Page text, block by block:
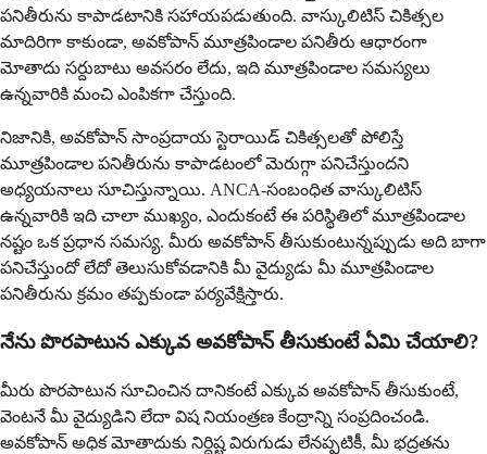
పనితీరును కాపాడటానికి సహాయపడుతుంది. వాస్కులిటిస్ చికిత్సల
మాదిరిగా కాకుండా, అవకోపాన్ మూత్రపిండాల పనితీరు ఆధారంగా
మోతాదు సర్దుబాటు అవసరం లేదు, ఇది మూత్రపిండాల సమస్యలు
ఉన్నవారికి మంచి ఎంపికగా చేస్తుంది.
నిజానికి, అవకోపాన్ సాంప్రదాయ స్టెరాయిడ్ చికిత్సలతో పోలిస్తే
మూత్రపిండాల పనితీరును కాపాడటంలో మెరుగ్గా పనిచేస్తుందని
అధ్యయనాలు సూచిస్తున్నాయి. ANCA-సంబంధిత వాస్కులిటిస్
ఉన్నవారికి ఇది చాలా ముఖ్యం, ఎందుకంటే ఈ పరిస్థితిలో మూత్రపిండాల
నష్టం ఒక ప్రధాన సమస్య. మీరు అవకోపాన్ తీసుకుంటున్నప్పుడు అది బాగా
పనిచేస్తుందో లేదో తెలుసుకోవడానికి మీ వైద్యుడు మీ మూత్రపిండాల
పనితీరును క్రమం తప్పకుండా పర్యవేక్షిస్తారు.
నేను పొరపాటున ఎక్కువ అవకోపాన్ తీసుకుంటే ఏమి చేయాలి?
మీరు పొరపాటున సూచించిన దానికంటే ఎక్కువ అవకోపాన్ తీసుకుంటే,
వెంటనే మీ వైద్యుడిని లేదా విష నియంత్రణ కేంద్రాన్ని సంప్రదించండి.
అవకోపాన్ అధిక మోతాదుకు నిర్దిష్ట విరుగుడు లేనప్పటికీ, మీ భద్రతను